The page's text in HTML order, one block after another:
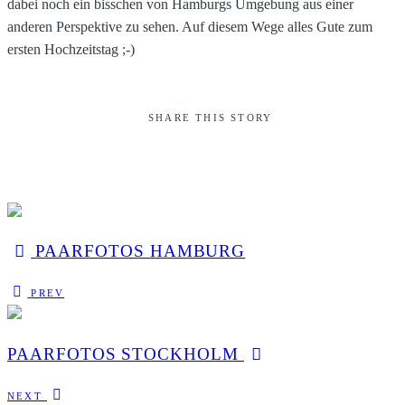
dabei noch ein bisschen von Hamburgs Umgebung aus einer
anderen Perspektive zu sehen. Auf diesem Wege alles Gute zum
ersten Hochzeitstag ;-)
SHARE THIS STORY
PAARFOTOS HAMBURG
PREV
PAARFOTOS STOCKHOLM
NEXT